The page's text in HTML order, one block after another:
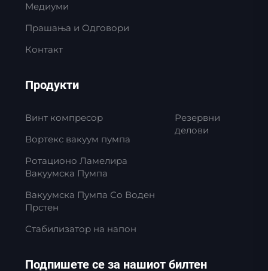
Медиуми
Прашања и Одговори
Контакт
Продукти
Винт компресор
Вортекс вакуум пумпа
Ротационо Ламелира
Вакуумска Пумпа
Вакуумска Пумпа Со Воден
Прстен
Стабилизатор на напон
Резервни
делови
Подпишете се за нашиот билтен